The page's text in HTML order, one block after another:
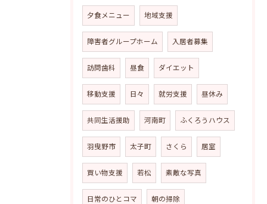
夕食メニュー 地域支援
障害者グループホーム 入居者募集
訪問歯科 昼食 ダイエット
移動支援 日々 就労支援 昼休み
共同生活援助 河南町 ふくろうハウス
羽曳野市 太子町 さくら 居室
買い物支援 若松 素敵な写真
日常のひとコマ 朝の掃除